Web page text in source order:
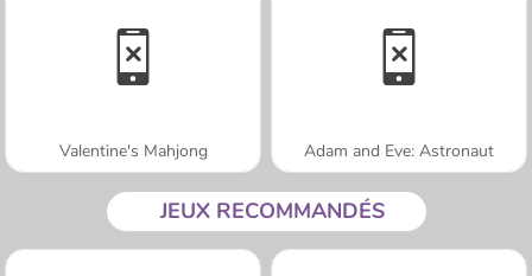
Valentine's Mahjong Adam and Eve: Astronaut
JEUX RECOMMANDÉS